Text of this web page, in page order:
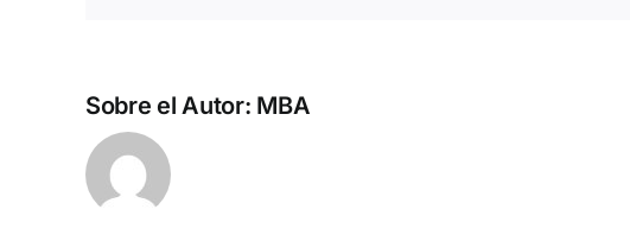
Sobre el Autor: MBA